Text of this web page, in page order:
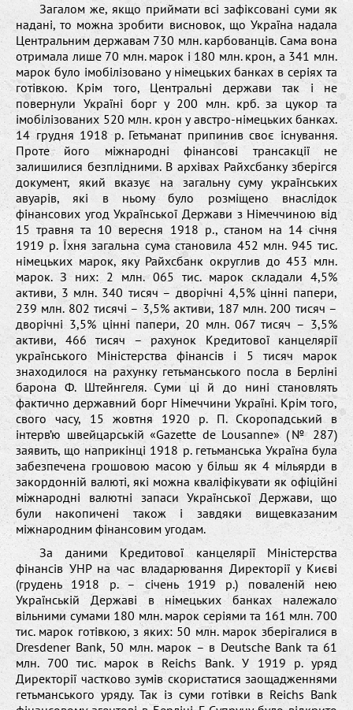
Загалом же, якщо приймати всі зафіксовані суми як
надані, то можна зробити висновок, що Україна надала
Центральним державам 730 млн. карбованців. Сама вона
отримала лише 70 млн. марок і 180 млн. крон, а 341 млн.
марок було імобілізовано у німецьких банках в серіях та
готівкою. Крім того, Центральні держави так і не
повернули Україні борг у 200 млн. крб. за цукор та
імобілізованих 520 млн. крон у австро-німецьких банках.
14 грудня 1918 р. Гетьманат припинив своє існування.
Проте його міжнародні фінансові трансакції не
залишилися безплідними. В архівах Райхсбанку зберігся
документ, який вказує на загальну суму українських
авуарів, які в ньому було розміщено внаслідок
фінансових угод Української Держави з Німеччиною від
15 травня та 10 вересня 1918 р., станом на 14 січня
1919 р. Їхня загальна сума становила 452 млн. 945 тис.
німецьких марок, яку Райхсбанк округлив до 453 млн.
марок. З них: 2 млн. 065 тис. марок складали 4,5%
активи, 3 млн. 340 тисяч – дворічні 4,5% цінні папери,
239 млн. 802 тисячі – 3,5% активи, 187 млн. 200 тисяч –
дворічні 3,5% цінні папери, 20 млн. 067 тисяч – 3,5%
активи, 466 тисяч – рахунок Кредитової канцелярії
українського Міністерства фінансів і 5 тисяч марок
знаходилося на рахунку гетьманського посла в Берліні
барона Ф. Штейнгеля. Суми ці й до нині становлять
фактично державний борг Німеччини Україні. Крім того,
свого часу, 15 жовтня 1920 р. П. Скоропадський в
інтерв’ю швейцарській «Gazette de Lousanne» (№ 287)
заявить, що наприкінці 1918 р. гетьманська Україна була
забезпечена грошовою масою у більш як 4 мільярди в
закордонній валюті, які можна кваліфікувати як офіційні
міжнародні валютні запаси Української Держави, що
були накопичені також і завдяки вищевказаним
міжнародним фінансовим угодам.
За даними Кредитової канцелярії Міністерства
фінансів УНР на час владарювання Директорії у Києві
(грудень 1918 р. – січень 1919 р.) поваленій нею
Українській Державі в німецьких банках належало
вільними сумами 180 млн. марок серіями та 161 млн. 700
тис. марок готівкою, з яких: 50 млн. марок зберігалися в
Dresdener Bank, 50 млн. марок – в Deutsche Bank та 61
млн. 700 тис. марок в Reichs Bank. У 1919 р. уряд
Директорії частково зумів скористатися заощадженнями
гетьманського уряду. Так із суми готівки в Reichs Bank